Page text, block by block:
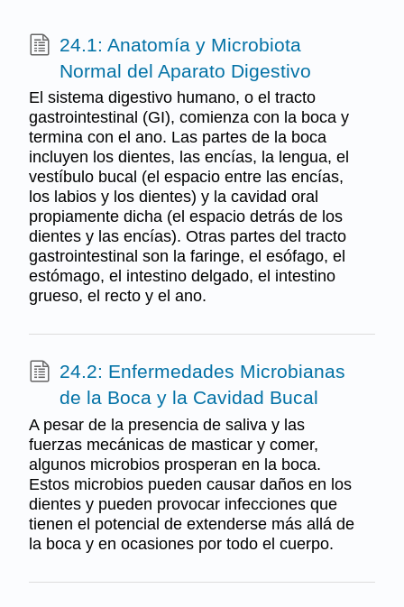
24.1: Anatomía y Microbiota
Normal del Aparato Digestivo
El sistema digestivo humano, o el tracto
gastrointestinal (GI), comienza con la boca y
termina con el ano. Las partes de la boca
incluyen los dientes, las encías, la lengua, el
vestíbulo bucal (el espacio entre las encías,
los labios y los dientes) y la cavidad oral
propiamente dicha (el espacio detrás de los
dientes y las encías). Otras partes del tracto
gastrointestinal son la faringe, el esófago, el
estómago, el intestino delgado, el intestino
grueso, el recto y el ano.
24.2: Enfermedades Microbianas
de la Boca y la Cavidad Bucal
A pesar de la presencia de saliva y las
fuerzas mecánicas de masticar y comer,
algunos microbios prosperan en la boca.
Estos microbios pueden causar daños en los
dientes y pueden provocar infecciones que
tienen el potencial de extenderse más allá de
la boca y en ocasiones por todo el cuerpo.